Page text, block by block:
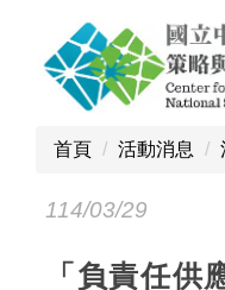
首頁 活動消息
114/03/29
「負責任供